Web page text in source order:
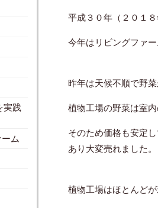
平成３０年（２０１
今年はリビングファ
昨年は天候不順で野
植物工場の野菜は室
そのため価格も安定
あり大変売れました。
植物工場はほとんど
実践
ム